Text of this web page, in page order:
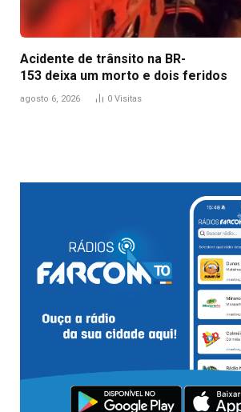
Acidente de trânsito na BR-
153 deixa um morto e dois feridos
agosto 6, 2026 0 Visitas